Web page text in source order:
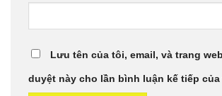
Lưu tên của tôi, email, và trang
duyệt này cho lần bình luận kế tiếp của